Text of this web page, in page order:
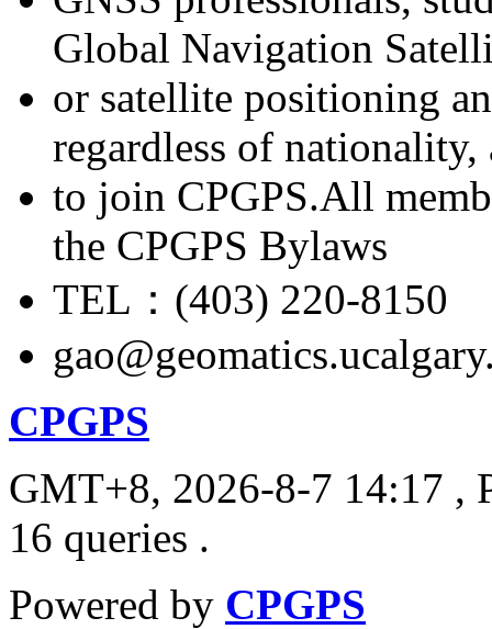
Global Navigation
or satellite positioning
regardless of nationality,
to join CPGPS.All
the CPGPS Bylaws
TEL：(403) 220-8150
CPGPS
GMT+8, 2026-8-7 14:17 ,
16 queries .
Powered by CPGPS